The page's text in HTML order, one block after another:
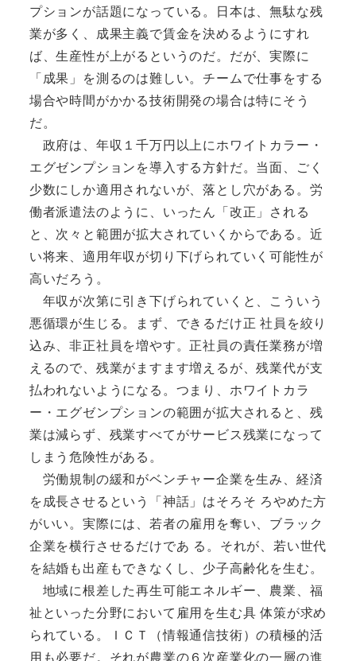
プションが話題になっている。日本は、無駄な残
業が多く、成果主義で賃金を決めるようにすれ
ば、生産性が上がるというのだ。だが、実際に
「成果」を測るのは難しい。チームで仕事をする
場合や時間がかかる技術開発の場合は特にそう
だ。
政府は、年収１千万円以上にホワイトカラー・
エグゼンプションを導入する方針だ。当面、ごく
少数にしか適用されないが、落とし穴がある。労
働者派遣法のように、いったん「改正」される
と、次々と範囲が拡大されていくからである。近
い将来、適用年収が切り下げられていく可能性が
高いだろう。
年収が次第に引き下げられていくと、こういう
悪循環が生じる。まず、できるだけ正 社員を絞り
込み、非正社員を増やす。正社員の責任業務が増
えるので、残業がますます増えるが、残業代が支
払われないようになる。つまり、ホワイトカラ
ー・エグゼンプションの範囲が拡大されると、残
業は減らず、残業すべてがサービス残業になって
しまう危険性がある。
労働規制の緩和がベンチャー企業を生み、経済
を成長させるという「神話」はそろそ ろやめた方
がいい。実際には、若者の雇用を奪い、ブラック
企業を横行させるだけであ る。それが、若い世代
を結婚も出産もできなくし、少子高齢化を生む。
地域に根差した再生可能エネルギー、農業、福
祉といった分野において雇用を生む具 体策が求め
られている。ＩＣＴ（情報通信技術）の積極的活
用も必要だ。それが農業の６次産業化の一層の進